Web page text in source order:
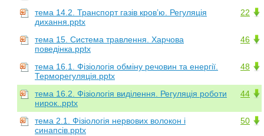
22
тема 14.2. Транспорт газів кров’ю. Регуляція
дихання.pptx
46
тема 15. Система травлення. Харчова
поведінка.pptx
48
тема 16.1. Фізіологія обміну речовин та енергії.
Терморегуляція.pptx
44
тема 16.2. Фізіологія виділення. Регуляція роботи
нирок..pptx
50
тема 2.1. Фізіологія нервових волокон і
синапсів.pptx